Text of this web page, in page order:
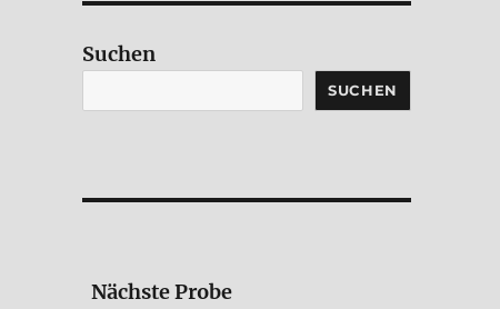
Suchen
SUCHEN
Nächste Probe